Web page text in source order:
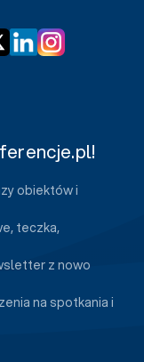
obiektów i
teczka,
z nowo
na spotkania i